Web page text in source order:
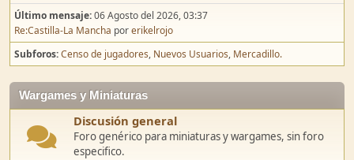
Último mensaje:06 Agosto del 2026, 03:37
Re:Castilla-La Mancha porerikelrojo
Subforos Censo de jugadores Nuevos Usuarios Mercadillo.
Wargames y Miniaturas
Discusión general
Foro genérico para miniaturas y wargames, sin foro
especifico.